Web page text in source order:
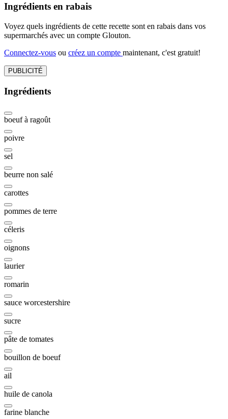
Ingrédients en rabais
Voyez quels ingrédients de cette recette sont en rabais dans vos
supermarchés avec un compte Glouton.
Connectez-vous ou créez un compte maintenant, c'est gratuit!
PUBLICITÉ
Ingrédients
boeuf à ragoût
poivre
sel
beurre non salé
carottes
pommes de terre
céleris
oignons
laurier
romarin
sauce worcestershire
sucre
pâte de tomates
bouillon de boeuf
ail
huile de canola
farine blanche